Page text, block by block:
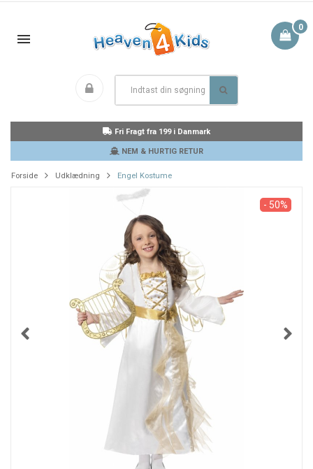
0
Fri Fragt fra 199 i Danmark
NEM & HURTIG RETUR
Forside Udklædning Engel Kostume
- 50%